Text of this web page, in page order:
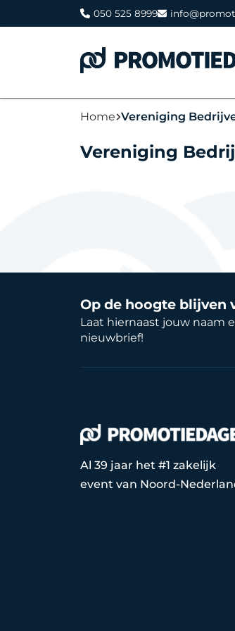
050 525 8999
Home Vereniging
Vereniging
Op de hoogte blijven
Laat hiernaast jouw naam
nieuwbrief!
Al 39 jaar het #1 zakelijk
event van Noord-